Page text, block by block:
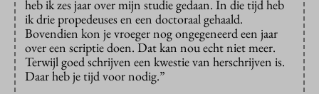
heb ik zes jaar over mijn studie gedaan. In die tijd heb
ik drie propedeuses en een doctoraal gehaald.
Bovendien kon je vroeger nog ongegeneerd een jaar
over een scriptie doen. Dat kan nou echt niet meer.
Terwijl goed schrijven een kwestie van herschrijven is.
Daar heb je tijd voor nodig.”